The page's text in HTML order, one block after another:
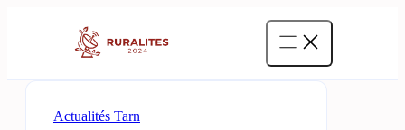
Actualités Tarn